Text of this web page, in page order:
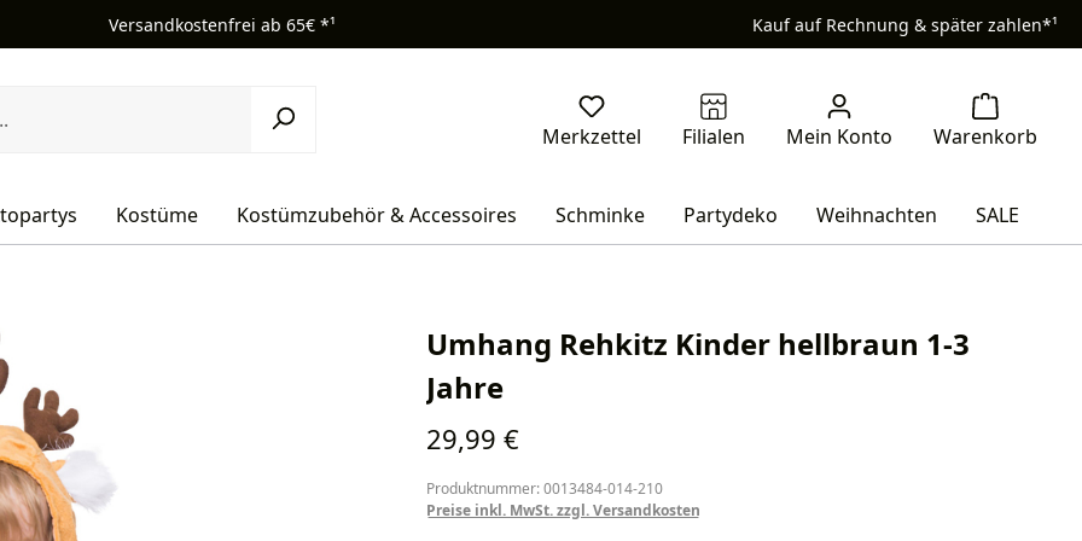
Versandkostenfrei ab 65€ *¹ Kauf auf Rechnung & später zahlen*¹
Kostüme Kostümzubehör & Accessoires Schminke Partydeko Weihnachten SALE
Umhang Rehkitz Kinder hellbraun 1-3
Jahre
Regulärer Preis:
29,99 €
Produktnummer: 0013484-014-210
Preise inkl. MwSt. zzgl. Versandkosten